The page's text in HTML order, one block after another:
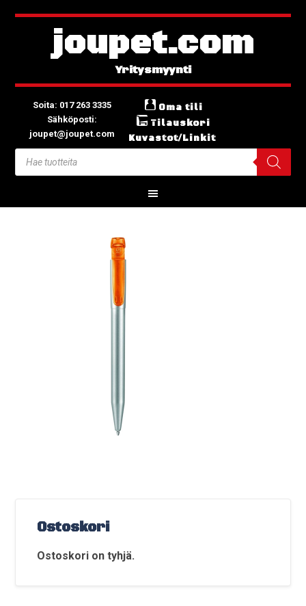
joupet.com
Soita: 017 263 3335
Sähköposti:
joupet@joupet.com
Oma tili
Tilauskori
Kuvastot/Linkit
Ostoskori
Ostoskori on tyhjä.